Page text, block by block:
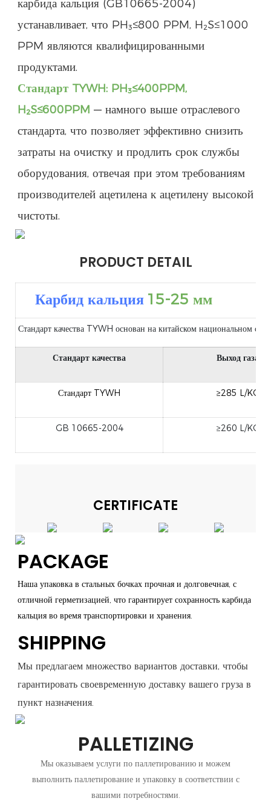
карбида кальция (GB10665-2004)
устанавливает, что PH₃≤800 PPM, H₂S≤1000
PPM являются квалифицированными
продуктами.
Стандарт TYWH: PH₃≤400PPM,
H₂S≤600PPM — намного выше отраслевого
стандарта, что позволяет эффективно снизить
затраты на очистку и продлить срок службы
оборудования, отвечая при этом требованиям
производителей ацетилена к ацетилену высокой
чистоты.
PRODUCT DETAIL
Карбид кальция 15-25 мм
Стандарт качества TYWH основан на китайском национальном
Стандарт качества Выход газа
Стандарт TYWH ≥285 L/KG
GB 10665-2004 ≥260 L/KG
CERTIFICATE
PACKAGE
Наша упаковка в стальных бочках прочная и долговечная, с
отличной герметизацией, что гарантирует сохранность карбида
кальция во время транспортировки и хранения.
SHIPPING
Мы предлагаем множество вариантов доставки, чтобы
гарантировать своевременную доставку вашего груза в
пункт назначения.
PALLETIZING
Мы оказываем услуги по паллетированию и можем
выполнить паллетирование и упаковку в соответствии с
вашими потребностями.